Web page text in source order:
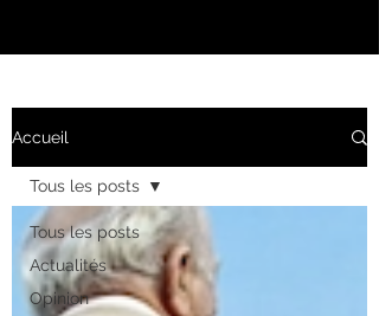
Accueil
Tous les posts
Actualités
Opinion
Tous les posts